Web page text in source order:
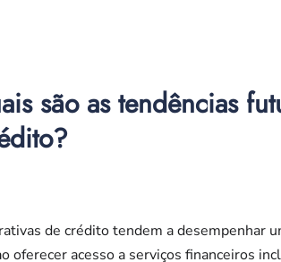
são as tendências
de crédito tendem a desempenhar
oferecer acesso a serviços financeiros